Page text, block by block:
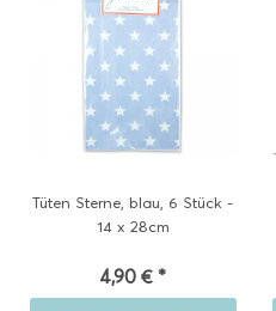
Tüten Sterne, blau, 6 Stück -
14 x 28cm
4,90 € *